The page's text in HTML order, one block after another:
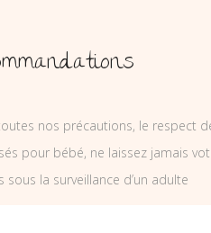
nos précautions, le
pour bébé, ne laissez jamais
sous la surveillance d’un adulte